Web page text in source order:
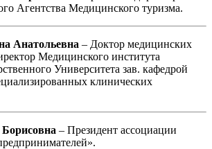
Агентства Медицинского туризма.
Анатольевна – Доктор медицинских
Медицинского института
Университета зав. кафедрой
клинических
– Президент ассоциации